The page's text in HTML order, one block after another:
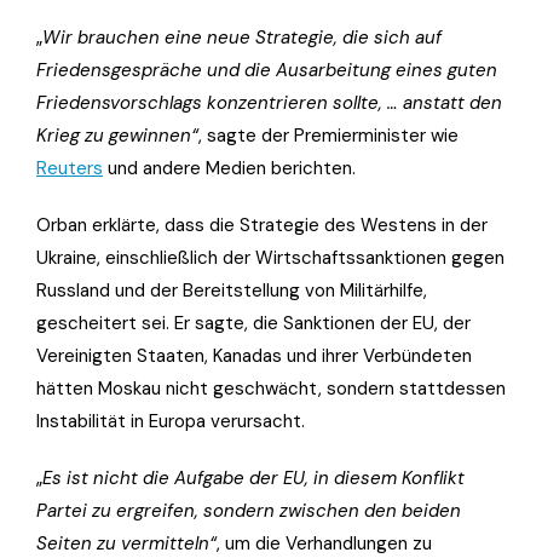
„Wir brauchen eine neue Strategie, die sich auf
Friedensgespräche und die Ausarbeitung eines guten
Friedensvorschlags konzentrieren sollte, … anstatt den
Krieg zu gewinnen“, sagte der Premierminister wie
Reuters und andere Medien berichten.
Orban erklärte, dass die Strategie des Westens in der
Ukraine, einschließlich der Wirtschaftssanktionen gegen
Russland und der Bereitstellung von Militärhilfe,
gescheitert sei. Er sagte, die Sanktionen der EU, der
Vereinigten Staaten, Kanadas und ihrer Verbündeten
hätten Moskau nicht geschwächt, sondern stattdessen
Instabilität in Europa verursacht.
„Es ist nicht die Aufgabe der EU, in diesem Konflikt
Partei zu ergreifen, sondern zwischen den beiden
Seiten zu vermitteln“, um die Verhandlungen zu